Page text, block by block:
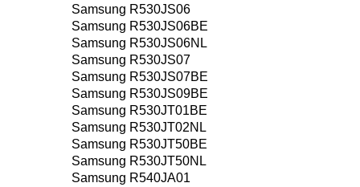
Samsung R530JS06
Samsung R530JS06BE
Samsung R530JS06NL
Samsung R530JS07
Samsung R530JS07BE
Samsung R530JS09BE
Samsung R530JT01BE
Samsung R530JT02NL
Samsung R530JT50BE
Samsung R530JT50NL
Samsung R540JA01